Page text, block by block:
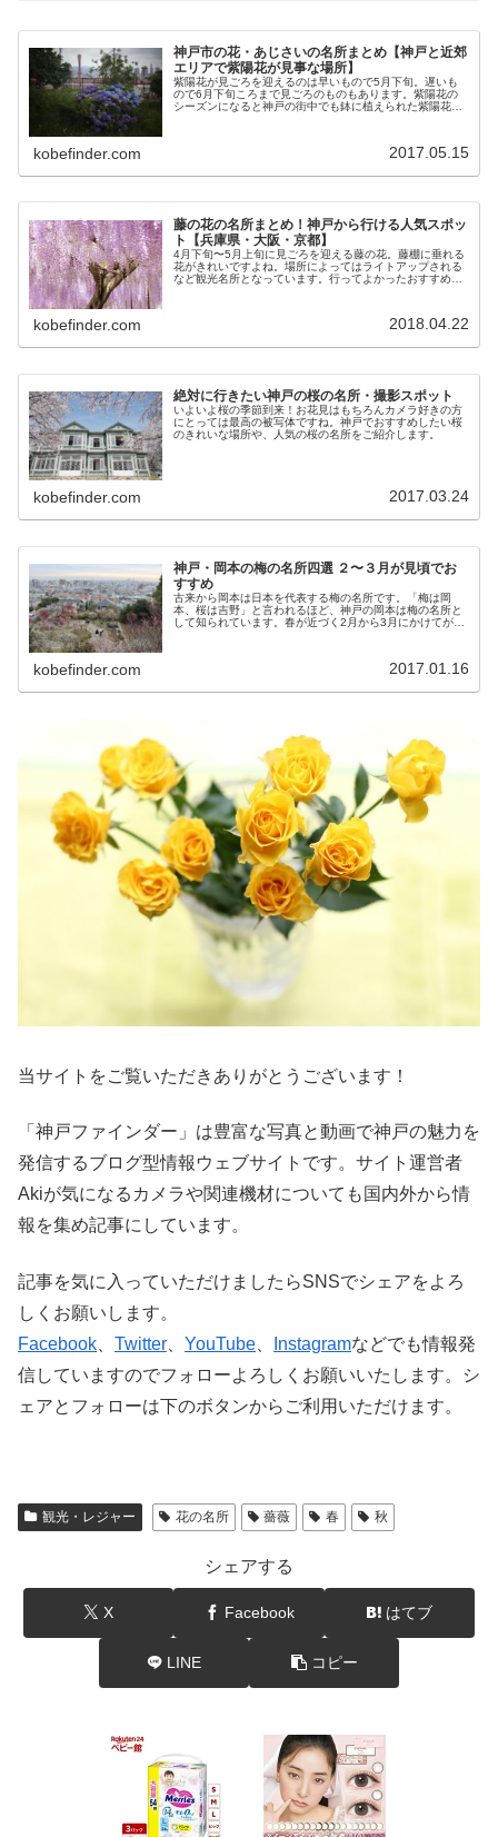
神戸市の花・あじさいの名所まとめ【神戸と近郊
エリアで紫陽花が見事な場所】
紫陽花が見ごろを迎えるのは早いもので5月下旬。遅いも
ので6月下旬ころまで見ごろのものもあります。紫陽花の
シーズンになると神戸の街中でも鉢に植えられた紫陽花を
kobefinder.com 2017.05.15
藤の花の名所まとめ！神戸から行ける人気スポッ
ト【兵庫県・大阪・京都】
4月下旬〜5月上旬に見ごろを迎える藤の花。藤棚に垂れる
花がきれいですよね。場所によってはライトアップされる
など観光名所となっています。行ってよかったおすすめス
kobefinder.com 2018.04.22
絶対に行きたい神戸の桜の名所・撮影スポット
いよいよ桜の季節到来！お花見はもちろんカメラ好きの方
にとっては最高の被写体ですね。神戸でおすすめしたい桜
のきれいな場所や、人気の桜の名所をご紹介します。
kobefinder.com 2017.03.24
神戸・岡本の梅の名所四選 ２〜３月が見頃でお
すすめ
古来から岡本は日本を代表する梅の名所です。「梅は岡
本、桜は吉野」と言われるほど、神戸の岡本は梅の名所と
して知られています。春が近づく2月から3月にかけてが梅
kobefinder.com 2017.01.16
当サイトをご覧いただきありがとうございます！
「神戸ファインダー」は豊富な写真と動画で神戸の魅力を
発信するブログ型情報ウェブサイトです。サイト運営者
Akiが気になるカメラや関連機材についても国内外から情
報を集め記事にしています。
記事を気に入っていただけましたらSNSでシェアをよろ
しくお願いします。
Facebook
Twitter YouTube Instagramなどでも情報発
信していますのでフォローよろしくお願いいたします。シ
ェアとフォローは下のボタンからご利用いただけます。
観光・レジャー 花の名所 薔薇 春 秋
シェアする
X Facebook はてブ
LINE コピー